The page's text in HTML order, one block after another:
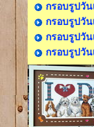
กรอบรูปวัน
กรอบรูปวัน
กรอบรูปวัน
กรอบรูปวัน